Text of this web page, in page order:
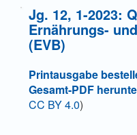
Jg. 12, 1-2023:
Ernährungs-
(EVB)
Printausgabe
Gesamt-PDF
CC BY 4.0)